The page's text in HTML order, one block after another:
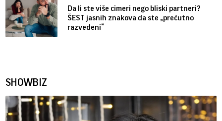
Da li ste više cimeri nego bliski partneri?
ŠEST jasnih znakova da ste „prećutno
razvedeni“
SHOWBIZ